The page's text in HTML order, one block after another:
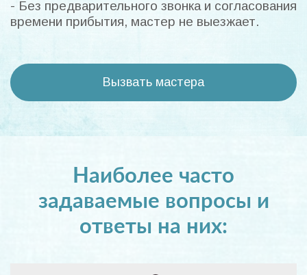
- Без предварительного звонка и согласования
времени прибытия, мастер не выезжает.
Вызвать мастера
Наиболее часто
задаваемые вопросы и
ответы на них: